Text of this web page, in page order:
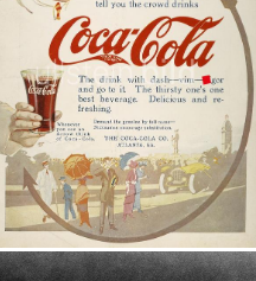
Historische Werbeplakate